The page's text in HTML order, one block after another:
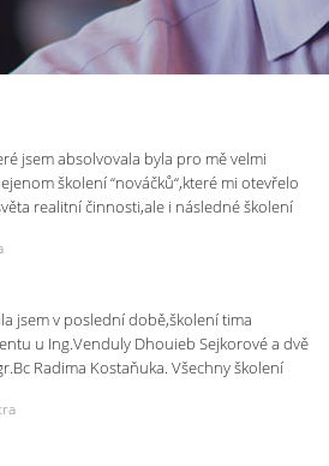
jsem absolvovala byla pro mě velmi
školení “nováčků“,které mi otevřelo
realitní činnosti,ale i následné školení
která s nesmírnou lidskostí,přesto
Realitní Akademie umožňuje.
jsem v poslední době,školení tima
u Ing.Venduly Dhouieb Sejkorové a dvě
Radima Kostaňuka. Všechny školení